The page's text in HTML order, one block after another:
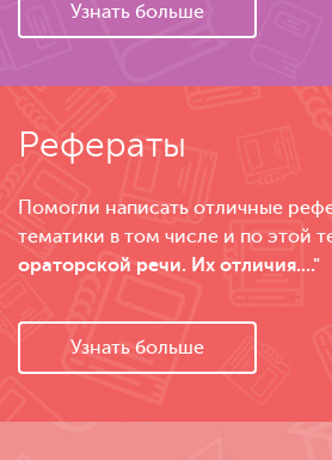
Узнать больше
Рефераты
Помогли написать отличные
тематики в том числе и по этой
ораторской речи. Их отличия...."
Узнать больше